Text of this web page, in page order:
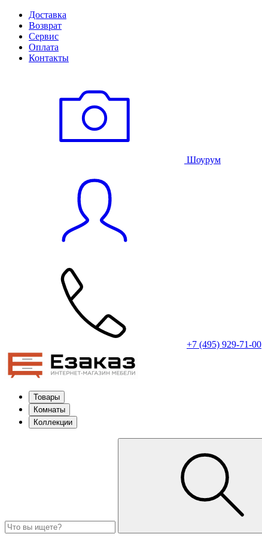
Доставка
Возврат
Сервис
Оплата
Контакты
Шоурум
+7 (495) 929-71-00
Товары
Комнаты
Коллекции